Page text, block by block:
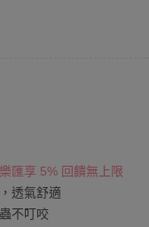
匯享 5% 回饋無上限
透氣舒適
不叮咬